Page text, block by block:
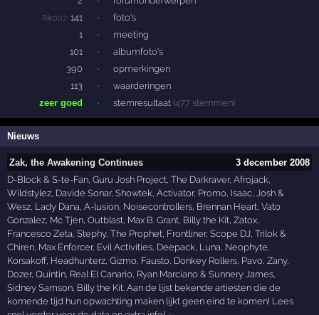
Rik007: 141 ·
foto's
1
·
meeting
101
·
albumfoto's
390
·
opmerkingen
113
·
waarderingen
zeer goed
· stemresultaat (477 stemmen)
Nieuws
Zak, the Awakening Continues
3 december 2008
D-Block & S-te-Fan, Guru Josh Project, The Darkraver, Afrojack,
Wildstylez, Davide Sonar, Showtek, Activator, Promo, Isaac, Josh &
Wesz, Lady Dana, A-lusion, Noisecontrollers, Brennan Heart, Vato
Gonzalez, Mc Tjen, Outblast, Max B. Grant, Billy the Kit, Zatox,
Francesco Zeta, Stephy, The Prophet, Frontliner, Scope DJ, Trilok &
Chiren, Max Enforcer, Evil Activities, Deepack, Luna, Neophyte,
Korsakoff, Headhunterz, Gizmo, Fausto, Donkey Rollers, Pavo, Zany,
Dozer, Quintin, Real El Canario, Ryan Marciano & Sunnery James,
Sidney Samson, Billy the Kit. Aan de lijst bekende artiesten die de
komende tijd hun opwachting maken lijkt geen eind te komen! Lees